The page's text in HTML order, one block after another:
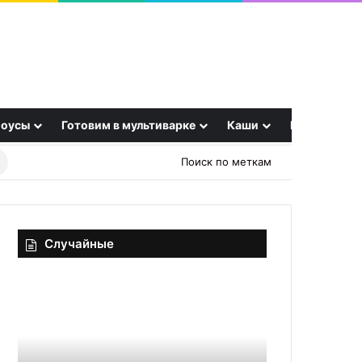
Готовим в мультиварке Каши Еще
Поиск по меткам
Случайные